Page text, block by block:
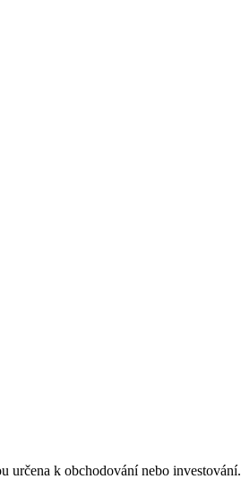
určena k obchodování nebo investování.